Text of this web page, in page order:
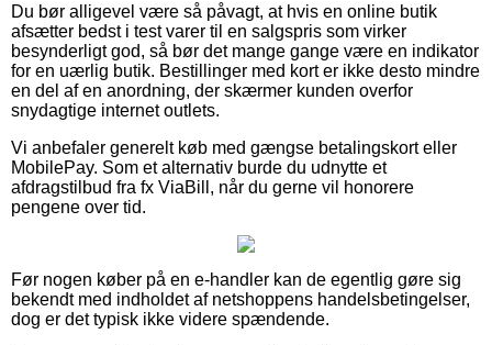
Du bør alligevel være så påvagt, at hvis en online butik
afsætter bedst i test varer til en salgspris som virker
besynderligt god, så bør det mange gange være en indikator
for en uærlig butik. Bestillinger med kort er ikke desto mindre
en del af en anordning, der skærmer kunden overfor
snydagtige internet outlets.
Vi anbefaler generelt køb med gængse betalingskort eller
MobilePay. Som et alternativ burde du udnytte et
afdragstilbud fra fx ViaBill, når du gerne vil honorere
pengene over tid.
Før nogen køber på en e-handler kan de egentlig gøre sig
bekendt med indholdet af netshoppens handelsbetingelser,
dog er det typisk ikke videre spændende.